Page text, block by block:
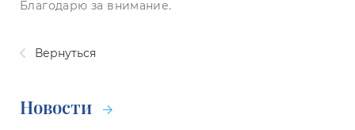
Благодарю за внимание.
Вернуться
Новости